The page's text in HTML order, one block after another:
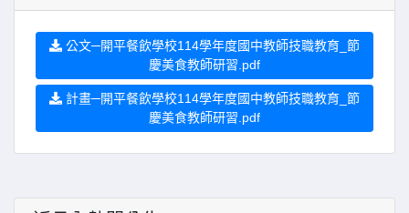
公文─開平餐飲學校114學年度國中教師技職教育_節
慶美食教師研習.pdf
計畫─開平餐飲學校114學年度國中教師技職教育_節
慶美食教師研習.pdf